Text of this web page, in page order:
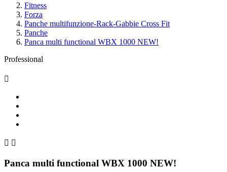
Fitness
Forza
Panche multifunzione-Rack-Gabbie Cross Fit
Panche
Panca multi functional WBX 1000 NEW!
Professional

 
Panca multi functional WBX 1000 NEW!